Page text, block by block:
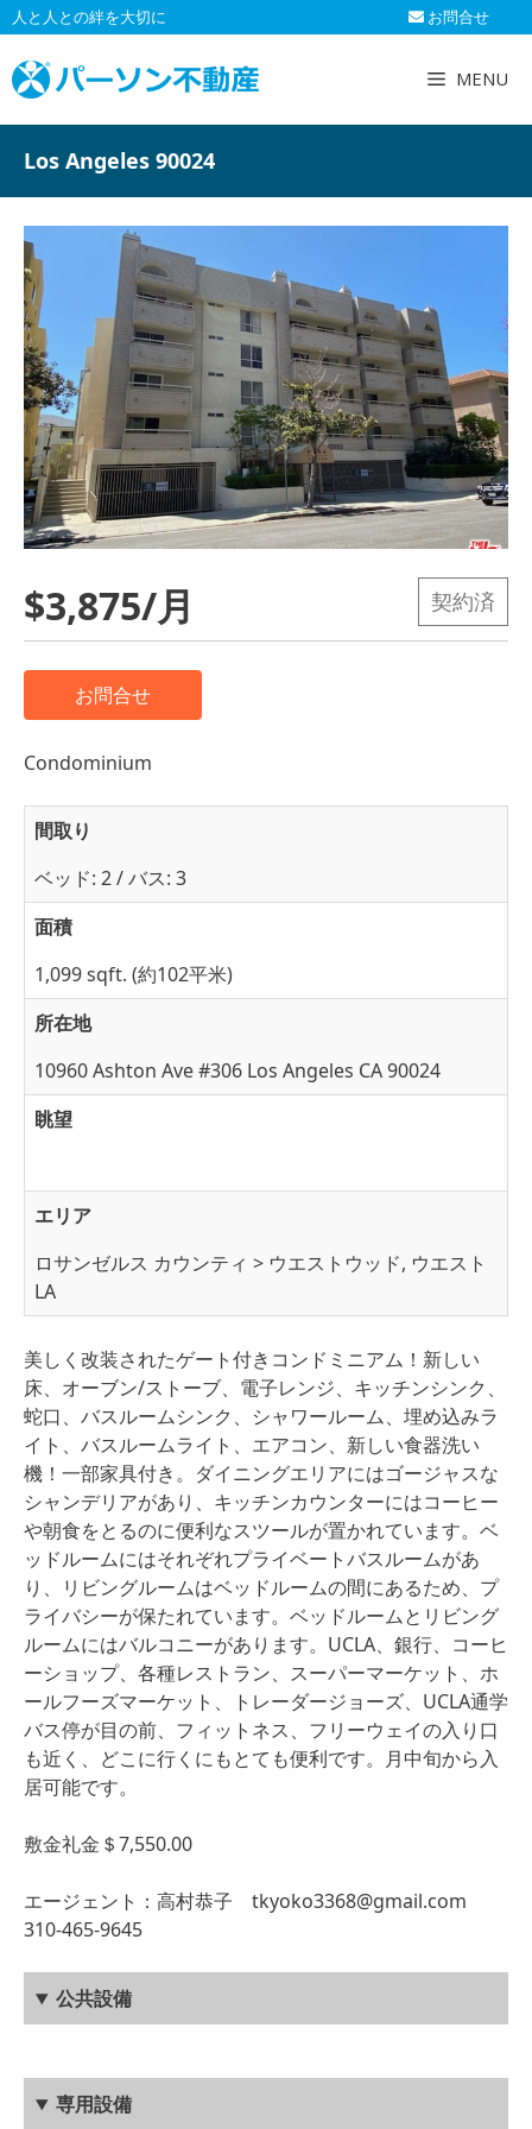
コ
ン
テ
ン
ツ
人と人との絆を大切に お問合せ
MENU
Los Angeles 90024
$3,875/月 契約済
お問合せ
Condominium
間取り
ベッド: 2 / バス: 3
面積
1,099 sqft. (約102平米)
所在地
10960 Ashton Ave #306 Los Angeles CA 90024
眺望
エリア
ロサンゼルス カウンティ > ウエストウッド, ウエスト
LA
美しく改装されたゲート付きコンドミニアム！新しい
床、オーブン/ストーブ、電子レンジ、キッチンシンク、
蛇口、バスルームシンク、シャワールーム、埋め込みラ
イト、バスルームライト、エアコン、新しい食器洗い
機！一部家具付き。ダイニングエリアにはゴージャスな
シャンデリアがあり、キッチンカウンターにはコーヒー
や朝食をとるのに便利なスツールが置かれています。ベ
ッドルームにはそれぞれプライベートバスルームがあ
り、リビングルームはベッドルームの間にあるため、プ
ライバシーが保たれています。ベッドルームとリビング
ルームにはバルコニーがあります。UCLA、銀行、コーヒ
ーショップ、各種レストラン、スーパーマーケット、ホ
ールフーズマーケット、トレーダージョーズ、UCLA通学
バス停が目の前、フィットネス、フリーウェイの入り口
も近く、どこに行くにもとても便利です。月中旬から入
居可能です。
敷金礼金＄7,550.00
エージェント：高村恭子 tkyoko3368@gmail.com
310-465-9645
公共設備
専用設備